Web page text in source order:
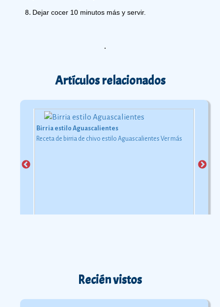
Dejar cocer 10 minutos más y servir.
Artículos relacionados
Birria estilo Aguascalientes
Receta de birria de chivo estilo Aguascalientes Ver más
Recién vistos